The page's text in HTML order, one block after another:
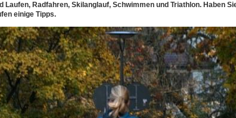
Radfahren, Skilanglauf, Schwimmen und Triathlon. Haben
einige Tipps.